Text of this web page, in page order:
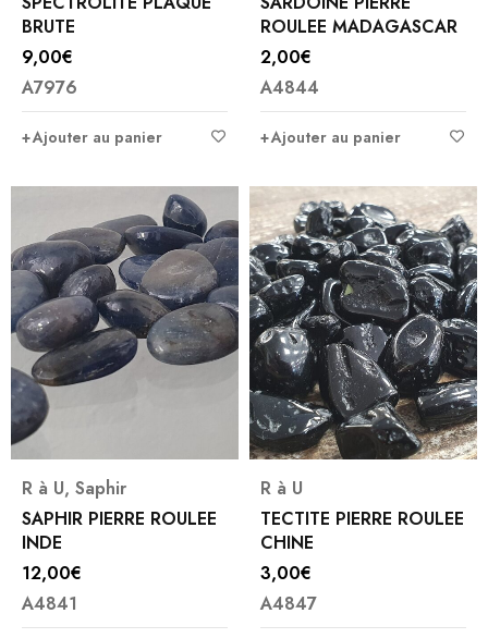
BRUTE
9,00€
A7976
Ajouter au panier
ROULEE MADAGASCAR
2,00€
A4844
Ajouter au panier
R à U, Saphir
SAPHIR PIERRE ROULEE
INDE
12,00€
A4841
R à U
TECTITE PIERRE ROULEE
CHINE
3,00€
A4847